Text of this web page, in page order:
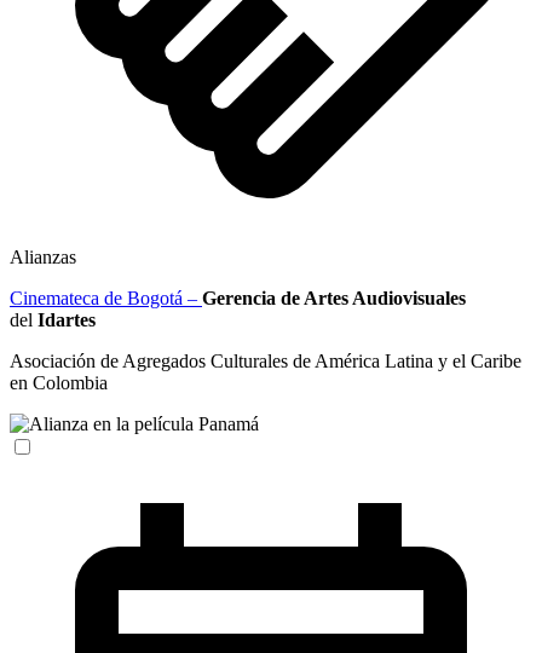
Alianzas
Cinemateca de Bogotá – Gerencia de Artes Audiovisuales
del Idartes
Asociación de Agregados Culturales de América Latina y el Caribe
en Colombia